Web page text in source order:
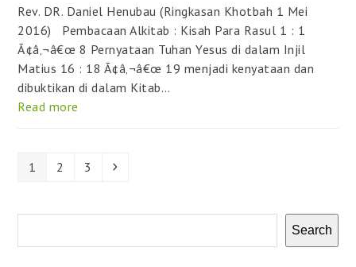
Rev. DR. Daniel Henubau (Ringkasan Khotbah 1 Mei
2016) Pembacaan Alkitab : Kisah Para Rasul 1 : 1
Ã¢â‚¬â€œ 8 Pernyataan Tuhan Yesus di dalam Injil
Matius 16 : 18 Ã¢â‚¬â€œ 19 menjadi kenyataan dan
dibuktikan di dalam Kitab…
Read more
Page
1 Page
2 Page
3 Next
Search